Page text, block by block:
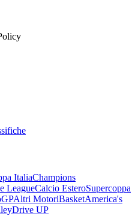
ItaliaChampions
LeagueCalcio EsteroSupercoppa
Altri MotoriBasketAmerica's
Drive UP